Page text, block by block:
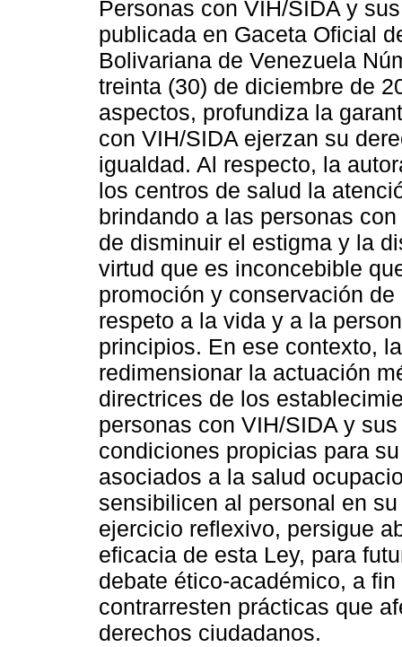
Personas con VIH/SIDA y
publicada en Gaceta Oficial
Bolivariana de Venezuela
treinta (30) de diciembre de
aspectos, profundiza la
con VIH/SIDA ejerzan su
igualdad. Al respecto, la
los centros de salud la
brindando a las personas
de disminuir el estigma y la
virtud que es inconcebible
promoción y conservación
respeto a la vida y a la
principios. En ese contexto,
redimensionar la actuación
directrices de los
personas con VIH/SIDA y
condiciones propicias para
asociados a la salud
sensibilicen al personal en
ejercicio reflexivo, persigue
eficacia de esta Ley, para
debate ético-académico, a
contrarresten prácticas que
derechos ciudadanos.